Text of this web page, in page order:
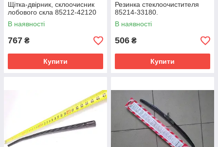
Щітка-двірник, склоочисник
лобового скла 85212-42120
В наявності
767 ₴
Купити
Резинка стеклоочистителя
85214-33180.
В наявності
506 ₴
Купити